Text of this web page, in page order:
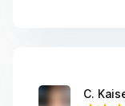
C.